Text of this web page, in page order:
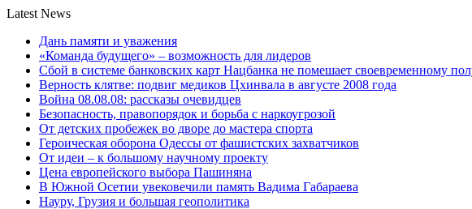
Latest News
Дань памяти и уважения
«Команда будущего» – возможность для лидеров
Сбой в системе банковских карт Нацбанка не помешает своевременному
Верность клятве: подвиг медиков Цхинвала в августе 2008 года
Война 08.08.08: рассказы очевидцев
Безопасность, правопорядок и борьба с наркоугрозой
От детских пробежек во дворе до мастера спорта
Героическая оборона Одессы от фашистских захватчиков
От идеи – к большому научному проекту
Цена европейского выбора Пашиняна
В Южной Осетии увековечили память Вадима Габараева
Науру, Грузия и большая геополитика